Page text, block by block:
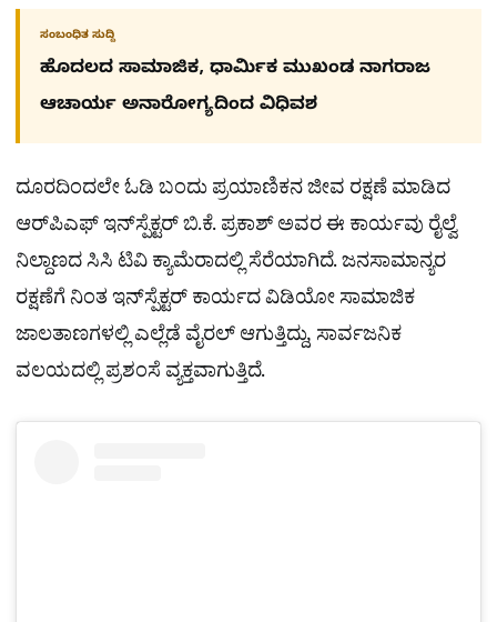
ಸಂಬಂಧಿತ ಸುದ್ದಿ
ಹೊದಲದ ಸಾಮಾಜಿಕ, ಧಾರ್ಮಿಕ ಮುಖಂಡ ನಾಗರಾಜ
ಆಚಾರ್ಯ ಅನಾರೋಗ್ಯದಿಂದ ವಿಧಿವಶ
ದೂರದಿಂದಲೇ ಓಡಿ ಬಂದು ಪ್ರಯಾಣಿಕನ ಜೀವ ರಕ್ಷಣೆ ಮಾಡಿದ
ಆರ್‌ಪಿಎಫ್ ಇನ್‌ಸ್ಪೆಕ್ಟರ್ ಬಿ.ಕೆ. ಪ್ರಕಾಶ್ ಅವರ ಈ ಕಾರ್ಯವು ರೈಲ್ವೆ
ನಿಲ್ದಾಣದ ಸಿಸಿ ಟಿವಿ ಕ್ಯಾಮೆರಾದಲ್ಲಿ ಸೆರೆಯಾಗಿದೆ. ಜನಸಾಮಾನ್ಯರ
ರಕ್ಷಣೆಗೆ ನಿಂತ ಇನ್‌ಸ್ಪೆಕ್ಟರ್ ಕಾರ್ಯದ ವಿಡಿಯೋ ಸಾಮಾಜಿಕ
ಜಾಲತಾಣಗಳಲ್ಲಿ ಎಲ್ಲೆಡೆ ವೈರಲ್ ಆಗುತ್ತಿದ್ದು, ಸಾರ್ವಜನಿಕ
ವಲಯದಲ್ಲಿ ಪ್ರಶಂಸೆ ವ್ಯಕ್ತವಾಗುತ್ತಿದೆ.